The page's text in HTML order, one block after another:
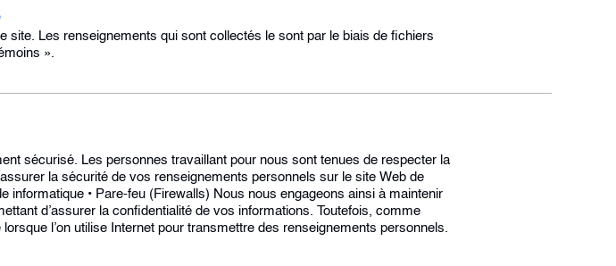
site. Les renseignements qui sont collectés le sont par le biais de fichiers
».
sécurisé. Les personnes travaillant pour nous sont tenues de respecter la
la sécurité de vos renseignements personnels sur le site Web de
informatique • Pare-feu (Firewalls) Nous nous engageons ainsi à maintenir
d’assurer la confidentialité de vos informations. Toutefois, comme
l’on utilise Internet pour transmettre des renseignements personnels.